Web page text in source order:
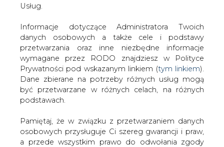
Usług.
Informacje dotyczące Administratora Twoich
danych osobowych a także cele i podstawy
przetwarzania oraz inne niezbędne informacje
wymagane przez RODO znajdziesz w Polityce
Prywatności pod wskazanym linkiem (tym linkiem).
Dane zbierane na potrzeby różnych usług mogą
być przetwarzane w różnych celach, na różnych
podstawach.
Pamiętaj, że w związku z przetwarzaniem danych
osobowych przysługuje Ci szereg gwarancji i praw,
a przede wszystkim prawo do odwołania zgody
2006-09-29 00:00
skomentuj
udostępnij:
Elektrim: rozprawa upadłościowa 4
października